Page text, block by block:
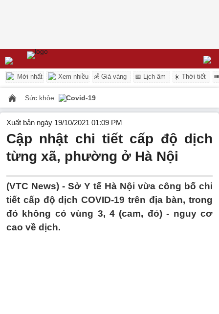
Mới nhất Xem nhiều 💰 Giá vàng 📅 Lịch âm ☀️ Thời tiết
Sức khỏe Covid-19
Xuất bản ngày 19/10/2021 01:09 PM
Cập nhật chi tiết cấp độ dịch
từng xã, phường ở Hà Nội
(VTC News) - Sở Y tế Hà Nội vừa công bố chi
tiết cấp độ dịch COVID-19 trên địa bàn, trong
đó không có vùng 3, 4 (cam, đỏ) - nguy cơ
cao về dịch.